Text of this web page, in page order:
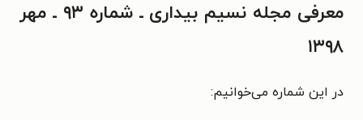
معرفی مجله نسیم بیداری ـ شماره ۹۳ ـ مهر
۱۳۹۸
در این شماره می‌خوانیم: